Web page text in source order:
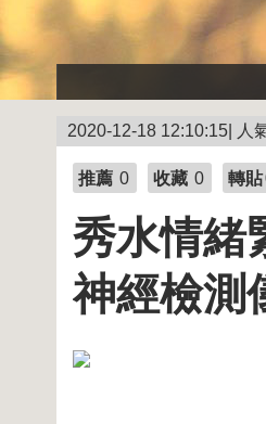
2020-12-18 12:10:15| 人
推薦 0 收藏 0 轉貼
秀水情緒
神經檢測